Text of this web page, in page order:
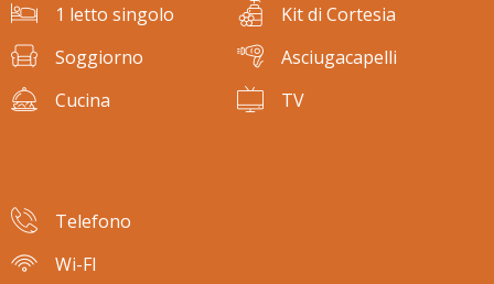
1 letto singolo
Soggiorno
Cucina
Kit di Cortesia
Asciugacapelli
TV
Telefono
Wi-FI